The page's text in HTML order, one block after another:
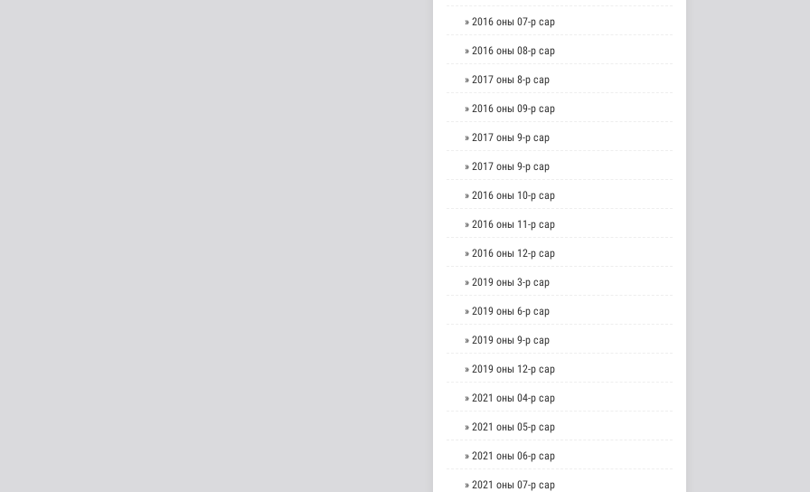
» 2016 оны 07-р сар
» 2016 оны 08-р сар
» 2017 оны 8-р сар
» 2016 оны 09-р сар
» 2017 оны 9-р сар
» 2017 оны 9-р сар
» 2016 оны 10-р сар
» 2016 оны 11-р сар
» 2016 оны 12-р сар
» 2019 оны 3-р сар
» 2019 оны 6-р сар
» 2019 оны 9-р сар
» 2019 оны 12-р сар
» 2021 оны 04-р сар
» 2021 оны 05-р сар
» 2021 оны 06-р сар
» 2021 оны 07-р сар